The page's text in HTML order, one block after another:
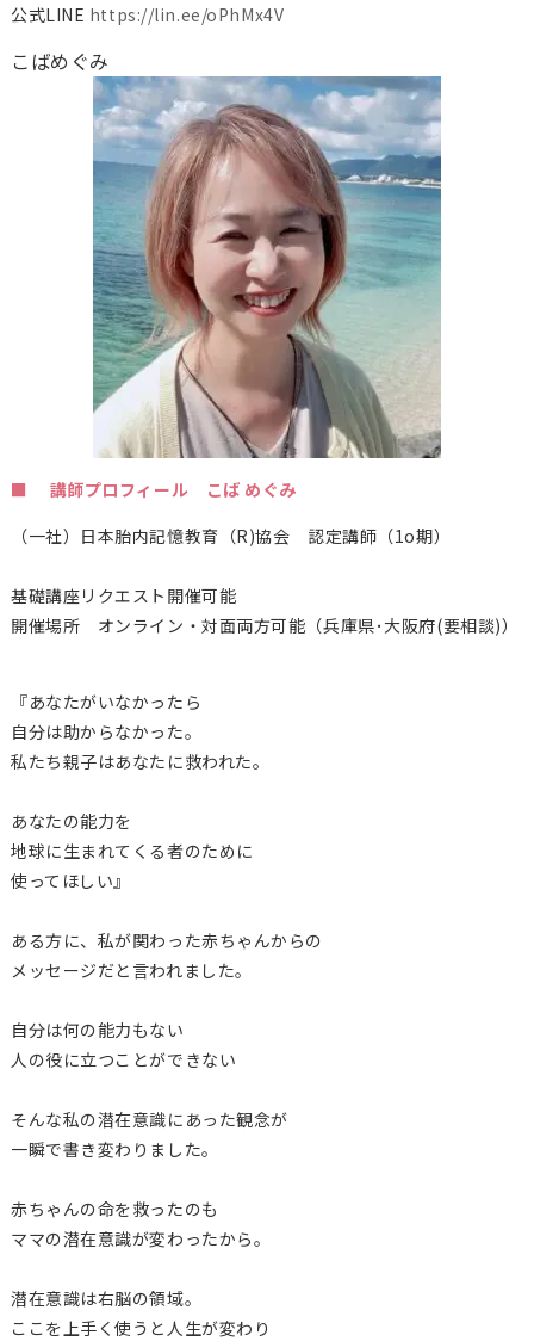
公式LINE https://lin.ee/oPhMx4V
こばめぐみ
■ 講師プロフィール こば めぐみ
（一社）日本胎内記憶教育（R)協会 認定講師（1o期）
基礎講座リクエスト開催可能
開催場所 オンライン・対面両方可能（兵庫県･大阪府(要相談)）
『あなたがいなかったら
自分は助からなかった。
私たち親子はあなたに救われた。
あなたの能力を
地球に生まれてくる者のために
使ってほしい』
ある方に、私が関わった赤ちゃんからの
メッセージだと言われました。
自分は何の能力もない
人の役に立つことができない
そんな私の潜在意識にあった観念が
一瞬で書き変わりました。
赤ちゃんの命を救ったのも
ママの潜在意識が変わったから。
潜在意識は右脳の領域。
ここを上手く使うと人生が変わり